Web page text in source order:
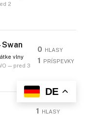
2
Swan
vlny
— pred 3
0 HLASY
1 PRÍSPEVKY
1 HLASY
DE